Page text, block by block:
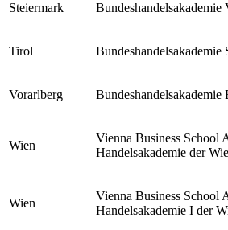
Steiermark Bundeshandelsakademie
Tirol Bundeshandelsakademie
Vorarlberg Bundeshandelsakademie
Wien
Vienna Business School
Handelsakademie der
Wien
Vienna Business School
Handelsakademie I der